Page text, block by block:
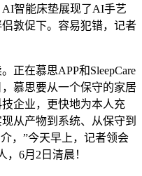
智能床垫展现了AI手艺
敦促下。容易犯错，记者
在慕思APP和SleepCare
慕思要从一个保守的家居
企业，更快地为本人充
从产物到系统、从保守到
，”今天早上，记者领会
6月2日清晨！